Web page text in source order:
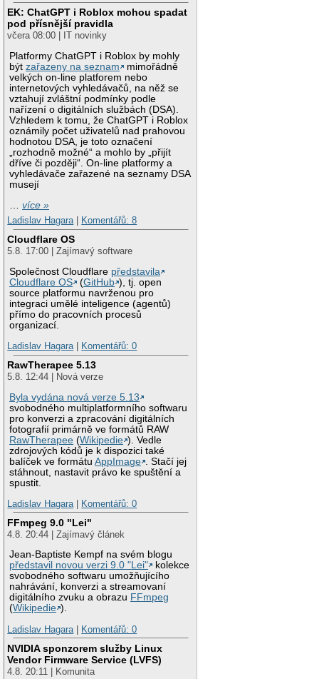
EK: ChatGPT i Roblox mohou spadat
pod přísnější pravidla
včera 08:00 | IT novinky
Platformy ChatGPT i Roblox by mohly
býtzařazeny na seznam
mimořádně
velkých on-line platforem nebo
internetových vyhledávačů, na něž se
vztahují zvláštní podmínky podle
nařízení o digitálních službách (DSA).
Vzhledem k tomu, že ChatGPT i Roblox
oznámily počet uživatelů nad prahovou
hodnotou DSA, je toto označení
„rozhodně možné“ a mohlo by „přijít
dříve či později“. On-line platformy a
vyhledávače zařazené na seznamy DSA
musejí
…více »
Ladislav Hagara| Komentářů: 8
Cloudflare OS
5.8. 17:00 | Zajímavý software
Společnost Cloudflare představila
Cloudflare OS
(GitHub ), tj. open
source platformu navrženou pro
integraci umělé inteligence (agentů)
přímo do pracovních procesů
organizací.
Ladislav Hagara| Komentářů: 0
RawTherapee 5.13
5.8. 12:44 | Nová verze
Byla vydána nová verze 5.13
svobodného multiplatformního softwaru
pro konverzi a zpracování digitálních
fotografií primárně ve formátů RAW
RawTherapee (Wikipedie ). Vedle
zdrojových kódů je k dispozici také
balíček ve formátuAppImage
. Stačí jej
stáhnout, nastavit právo ke spuštění a
spustit.
Ladislav Hagara| Komentářů: 0
FFmpeg 9.0 "Lei"
4.8. 20:44 | Zajímavý článek
Jean-Baptiste Kempf na svém blogu
představil novou verzi 9.0 "Lei"
kolekce
svobodného softwaru umožňujícího
nahrávání, konverzi a streamovaní
digitálního zvuku a obrazu FFmpeg
(Wikipedie ).
Ladislav Hagara| Komentářů: 0
NVIDIA sponzorem služby Linux
Vendor Firmware Service (LVFS)
4.8. 20:11 | Komunita